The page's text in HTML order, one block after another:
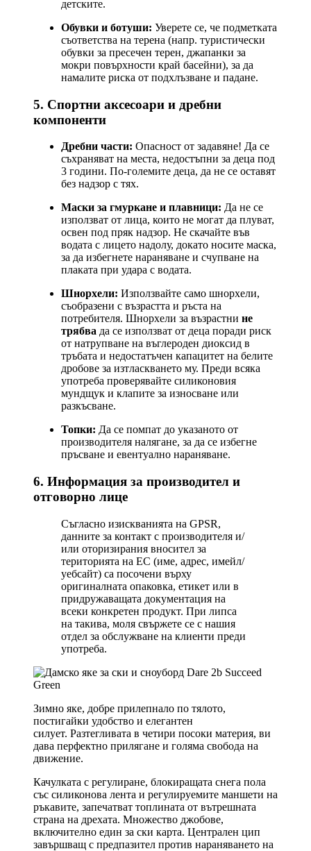
детските.
Обувки и ботуши: Уверете се, че подметката
съответства на терена (напр. туристически
обувки за пресечен терен, джапанки за
мокри повърхности край басейни), за да
намалите риска от подхлъзване и падане.
5. Спортни аксесоари и дребни
компоненти
Дребни части: Опасност от задавяне! Да се
съхраняват на места, недостъпни за деца под
3 години. По-големите деца, да не се оставят
без надзор с тях.
Маски за гмуркане и плавници: Да не се
използват от лица, които не могат да плуват,
освен под пряк надзор. Не скачайте във
водата с лицето надолу, докато носите маска,
за да избегнете нараняване и счупване на
плаката при удара с водата.
Шнорхели: Използвайте само шнорхели,
съобразени с възрастта и ръста на
потребителя. Шнорхели за възрастни не
трябва да се използват от деца поради риск
от натрупване на въглероден диоксид в
тръбата и недостатъчен капацитет на белите
дробове за изтласкването му. Преди всяка
употреба проверявайте силиконовия
мундщук и клапите за износване или
разкъсване.
Топки: Да се помпат до указаното от
производителя налягане, за да се избегне
пръсване и евентуално нараняване.
6. Информация за производител и
отговорно лице
Съгласно изискванията на GPSR,
данните за контакт с производителя и/
или оторизирания вносител за
територията на ЕС (име, адрес, имейл/
уебсайт) са посочени върху
оригиналната опаковка, етикет или в
придружаващата документация на
всеки конкретен продукт. При липса
на такива, моля свържете се с нашия
отдел за обслужване на клиенти преди
употреба.
Зимно яке, добре прилепнало по тялото,
постигайки удобство и елегантен
силует. Разтегливата в четири посоки материя, ви
дава перфектно прилягане и голяма свобода на
движение.
Качулката с регулиране, блокиращата снега пола
със силиконова лента и регулируемите маншети на
ръкавите, запечатват топлината от вътрешната
страна на дрехата. Множество джобове,
включително един за ски карта. Централен цип
завършващ с предпазител против нараняването на